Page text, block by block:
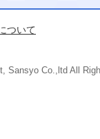
ついて
Sansyo Co.,ltd All